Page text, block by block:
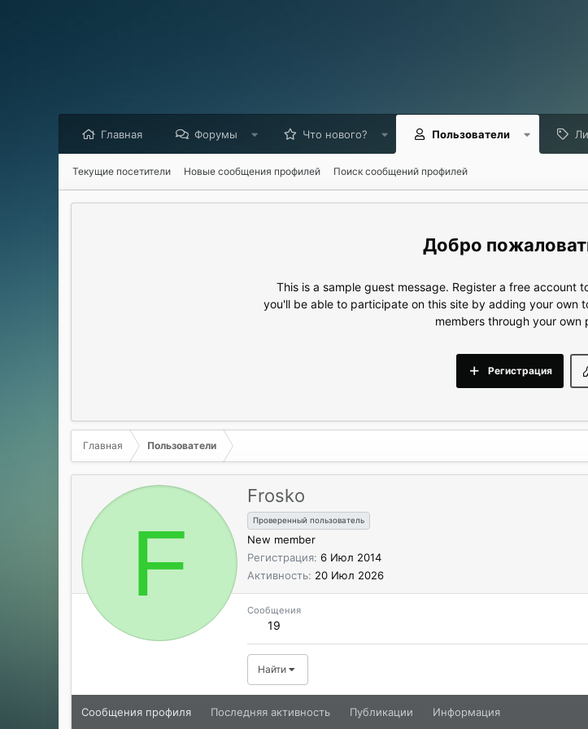
Главная Форумы Что нового? Пользователи
Текущие посетители Новые сообщения профилей Поиск сообщений профилей
This is a sample guest message. Register a free account
you'll be able to participate on this site by adding your own
members through your own
Регистрация
Главная Пользователи
F
Frosko
Проверенный пользователь
New member
Регистрация 6 Июл 2014
Активность 20 Июл 2026
Сообщения
19
Найти
Сообщения профиля Последняя активность Публикации Информация